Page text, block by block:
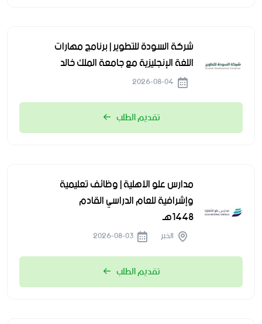
شركة السودة للتطوير | برنامج مهارات
اللغة الإنجليزية مع جامعة الملك خالد
تقديم الطلب
مدارس علو الأهلية | وظائف تعليمية
وإشرافية للعام الدراسي القادم
1448هـ
الخبر
تقديم الطلب